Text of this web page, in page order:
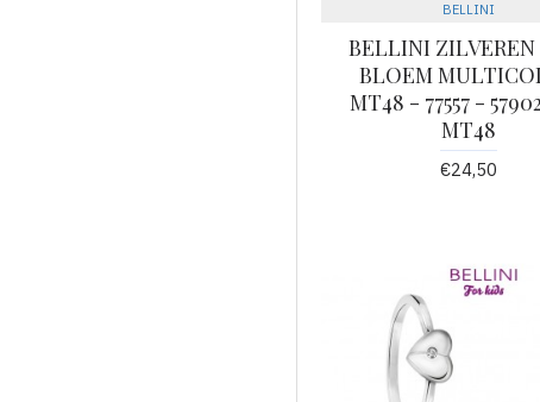
BELLINI
BELLINI ZILVEREN
BLOEM
MT48 - 77557 -
MT48
€24,50